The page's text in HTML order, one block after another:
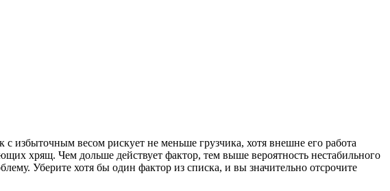
избыточным весом рискует не меньше грузчика, хотя внешне его работа
хрящ. Чем дольше действует фактор, тем выше вероятность нестабильного
Уберите хотя бы один фактор из списка, и вы значительно отсрочите